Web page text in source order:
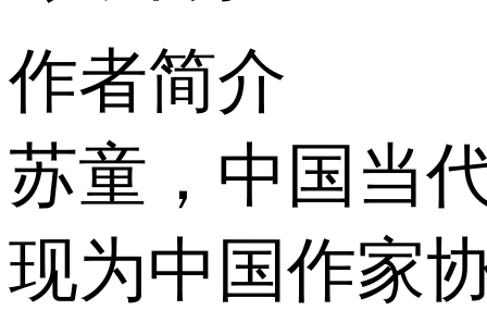
作者简介
苏童，中国当
现为中国作家